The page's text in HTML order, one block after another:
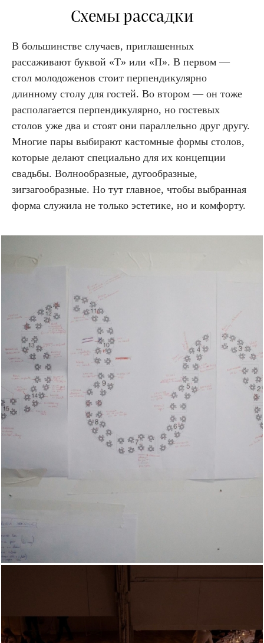
Схемы рассадки
В большинстве случаев, приглашенных
рассаживают буквой «Т» или «П». В первом —
стол молодоженов стоит перпендикулярно
длинному столу для гостей. Во втором — он тоже
располагается перпендикулярно, но гостевых
столов уже два и стоят они параллельно друг другу.
Многие пары выбирают кастомные формы столов,
которые делают специально для их концепции
свадьбы. Волнообразные, дугообразные,
зигзагообразные. Но тут главное, чтобы выбранная
форма служила не только эстетике, но и комфорту.